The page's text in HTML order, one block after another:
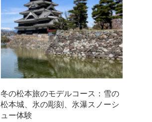
冬の松本旅のモデルコース：雪の
松本城、氷の彫刻、氷瀑スノーシ
ュー体験